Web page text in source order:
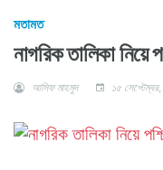
মতামত
নাগরিক তালিকা নিয়ে
আসিফ মাহমুদ ১৫